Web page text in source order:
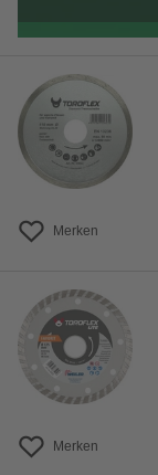
Merken
Merken